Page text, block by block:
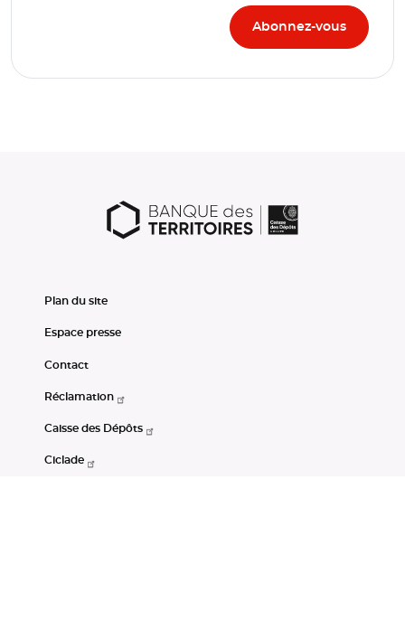
Plan du site
Espace presse
Contact
Réclamation
Caisse des Dépôts
Ciclade